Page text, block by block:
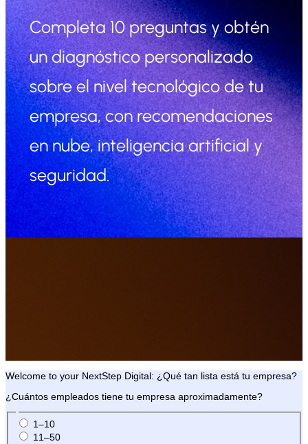
Completa 10 preguntas y obtén
un diagnóstico personalizado
sobre el nivel tecnológico de tu
empresa, con recomendaciones
en nube, inteligencia artificial y
seguridad.
Welcome to your NextStep Digital: ¿Qué tan lista está tu empresa?
¿Cuántos empleados tiene tu empresa aproximadamente?
1–10
11–50